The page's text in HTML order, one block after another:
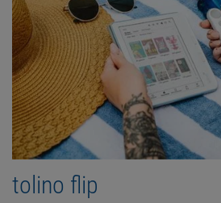
tolino flip